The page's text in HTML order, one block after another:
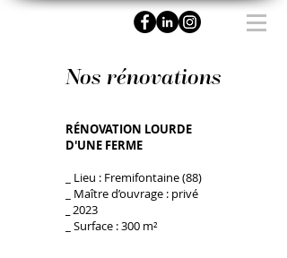
Nos rénovations
RÉNOVATION LOURDE
D'UNE FERME
_ Lieu : Fremifontaine (88)
_ Maître d’ouvrage : privé
2023
_ Surface : 300 m²